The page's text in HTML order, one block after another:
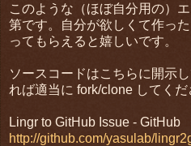
このような（ほぼ自分用の）
第です。自分が欲しくて作っ
ってもらえると嬉しいです。
ソースコードはこちらに開示
れば適当に fork/clone してくだ
Lingr to GitHub Issue - GitHub
http://github.com/yasulab/